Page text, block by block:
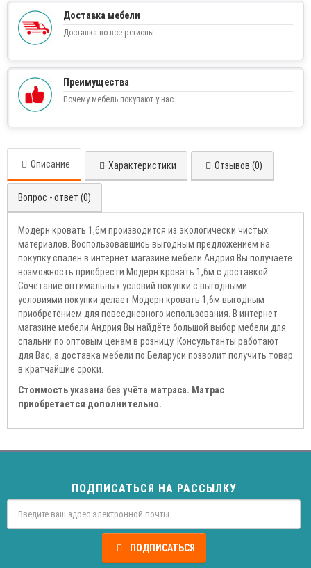
Доставка мебели
Доставка во все регионы
Преимущества
Почему мебель покупают у нас
Описание Характеристики Отзывов (0)
Вопрос - ответ (0)
Модерн кровать 1,6м производится из экологически чистых
материалов. Воспользовавшись выгодным предложением на
покупку спален в интернет магазине мебели Андрия Вы получаете
возможность приобрести Модерн кровать 1,6м с доставкой.
Сочетание оптимальных условий покупки с выгодными
условиями покупки делает Модерн кровать 1,6м выгодным
приобретением для повседневного использования. В интернет
магазине мебели Андрия Вы найдёте большой выбор мебели для
спальни по оптовым ценам в розницу. Консультанты работают
для Вас, а доставка мебели по Беларуси позволит получить товар
в кратчайшие сроки.
Стоимость указана без учёта матраса. Матрас
приобретается дополнительно.
ПОДПИСАТЬСЯ НА РАССЫЛКУ
ПОДПИСАТЬСЯ